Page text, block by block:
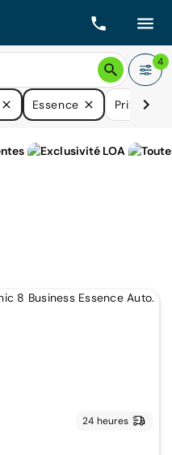
4
Essence Prix
24 heures